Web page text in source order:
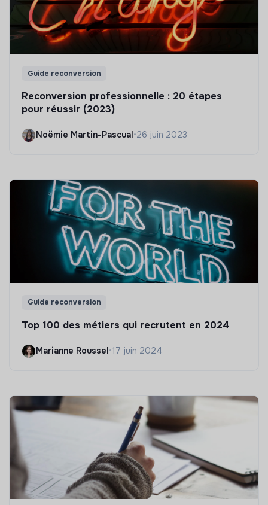
Guide reconversion
Reconversion professionnelle : 20 étapes
pour réussir (2023)
Noëmie Martin-Pascual •26 juin 2023
Guide reconversion
Top 100 des métiers qui recrutent en 2024
Marianne Roussel•17 juin 2024